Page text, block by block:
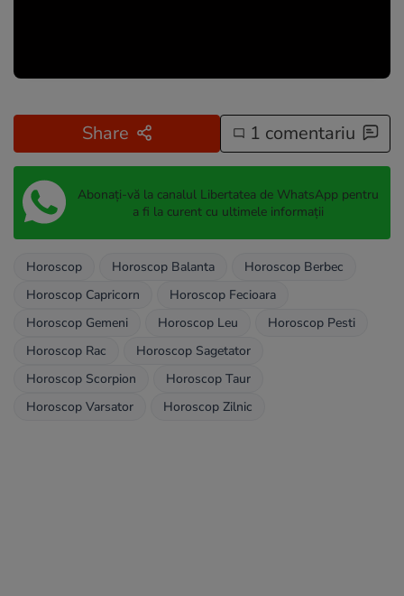
Share 1 comentariu
Abonați-vă la canalul Libertatea de WhatsApp pentru
a fi la curent cu ultimele informații
Horoscop Horoscop Balanta
Horoscop Berbec
Horoscop Capricorn
Horoscop Fecioara
Horoscop Gemeni
Horoscop Leu
Horoscop Pesti
Horoscop Rac
Horoscop Sagetator
Horoscop Scorpion
Horoscop Taur
Horoscop Varsator
Horoscop Zilnic